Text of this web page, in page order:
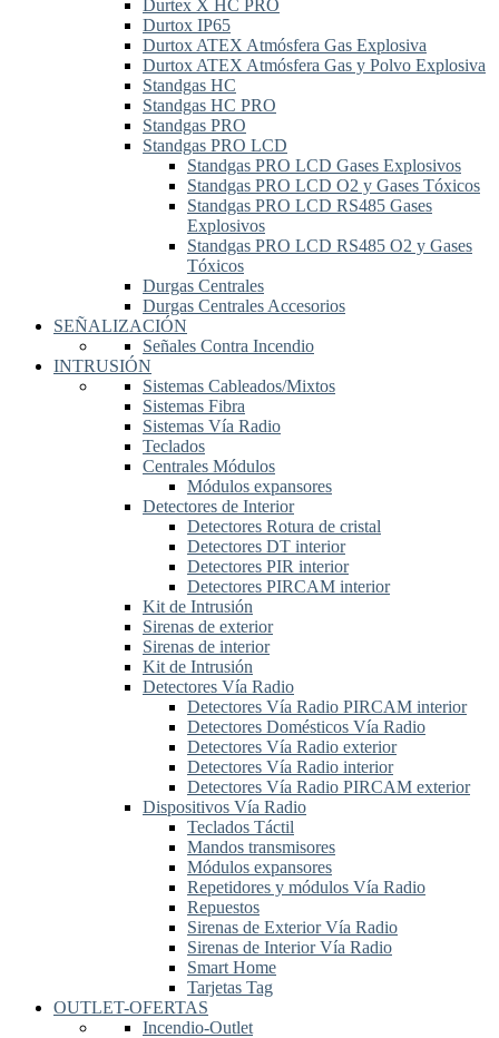
Durtex X HC PRO
Durtox IP65
Durtox ATEX Atmósfera Gas Explosiva
Durtox ATEX Atmósfera Gas y Polvo Explosiva
Standgas HC
Standgas HC PRO
Standgas PRO
Standgas PRO LCD
Standgas PRO LCD Gases Explosivos
Standgas PRO LCD O2 y Gases Tóxicos
Standgas PRO LCD RS485 Gases
Explosivos
Standgas PRO LCD RS485 O2 y Gases
Tóxicos
Durgas Centrales
Durgas Centrales Accesorios
SEÑALIZACIÓN
Señales Contra Incendio
INTRUSIÓN
Sistemas Cableados/Mixtos
Sistemas Fibra
Sistemas Vía Radio
Teclados
Centrales Módulos
Módulos expansores
Detectores de Interior
Detectores Rotura de cristal
Detectores DT interior
Detectores PIR interior
Detectores PIRCAM interior
Kit de Intrusión
Sirenas de exterior
Sirenas de interior
Kit de Intrusión
Detectores Vía Radio
Detectores Vía Radio PIRCAM interior
Detectores Domésticos Vía Radio
Detectores Vía Radio exterior
Detectores Vía Radio interior
Detectores Vía Radio PIRCAM exterior
Dispositivos Vía Radio
Teclados Táctil
Mandos transmisores
Módulos expansores
Repetidores y módulos Vía Radio
Repuestos
Sirenas de Exterior Vía Radio
Sirenas de Interior Vía Radio
Smart Home
Tarjetas Tag
OUTLET-OFERTAS
Incendio-Outlet